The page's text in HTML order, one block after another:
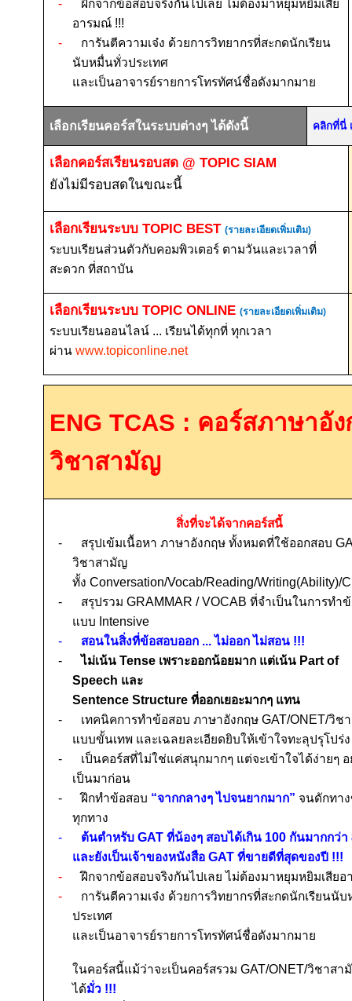
-
ฝึกจากข้อสอบจริงกันไปเลย ไม่ต้องมาหยุมหยิมเสีย
อารมณ์ !!!
-
การันตีความเจ๋ง ด้วยการวิทยากรที่สะกดนักเรียน
นับหมื่นทั่วประเทศ
และเป็นอาจารย์รายการโทรทัศน์ชื่อดังมากมาย
เลือกเรียนคอร์สในระบบต่างๆ ได้ดังนี้ คลิกที่นี่
เลือกคอร์สเรียนรอบสด @ TOPIC SIAM
ยังไม่มีรอบสดในขณะนี้
เลือกเรียนระบบTOPIC BEST (รายละเอียดเพิ่มเติม)
ระบบเรียนส่วนตัวกับคอมพิวเตอร์ ตามวันและเวลาที่
สะดวก ที่สถาบัน
เลือกเรียนระบบTOPIC ONLINE (รายละเอียดเพิ่มเติม)
ระบบเรียนออนไลน์ ... เรียนได้ทุกที่ ทุกเวลา
ผ่านwww.topiconline.net
ENG TCAS : คอร์สภาษาอั
วิชาสามัญ
สิ่งที่จะได้จากคอร์สนี้
-
สรุปเข้มเนื้อหา ภาษาอังกฤษ ทั้งหมดที่ใช้ออกสอบ
วิชาสามัญ
ทั้ง Conversation/Vocab/Reading/Writing(Ability)/
-
สรุปรวม GRAMMAR /VOCAB ที่จำเป็นในการทำ
แบบ Intensive
-
สอนในสิ่งที่ข้อสอบออก ... ไม่ออก ไม่สอน !!!
-
ไม่เน้น Tense เพราะออกน้อยมาก แต่เน้น Part of
Speech และ
Sentence Structure ที่ออกเยอะมากๆ แทน
-
เทคนิคการทำข้อสอบ ภาษาอังกฤษ GAT/ONET/วิช
แบบขั้นเทพ และเฉลยละเอียดยิบให้เข้าใจทะลุปรุโปร่ง
-
เป็นคอร์สที่ไม่ใช่แค่สนุกมากๆ แต่จะเข้าใจได้ง่ายๆ
เป็นมาก่อน
-
ฝึกทำข้อสอบ “จากกลางๆ ไปจนยากมาก” จนดักทา
ทุกทาง
-
ต้นตำหรับ GAT ที่น้องๆ สอบได้เกิน100กันมากกว่า
และยังเป็นเจ้าของหนังสือ GAT ที่ขายดีที่สุดของปี !!!
-
ฝึกจากข้อสอบจริงกันไปเลย ไม่ต้องมาหยุมหยิมเสีย
-
การันตีความเจ๋ง ด้วยการวิทยากรที่สะกดนักเรียนนั
ประเทศ
และเป็นอาจารย์รายการโทรทัศน์ชื่อดังมากมาย
ในคอร์สนี้แม้ว่าจะเป็นคอร์สรวม GAT/ONET/วิชาสา
ได้มั่ว !!!